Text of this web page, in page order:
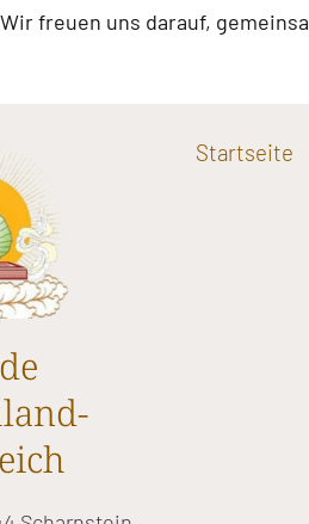
Wir freuen uns darauf,
Startseite